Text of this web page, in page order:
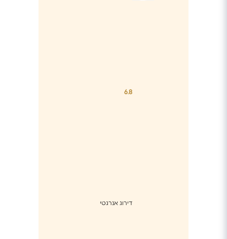
6.8
דירוג אנרגטי